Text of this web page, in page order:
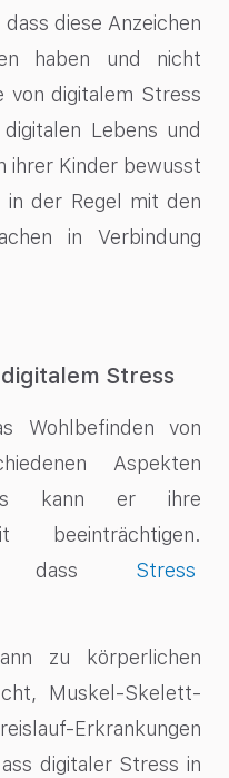
diese Anzeichen
haben und nicht
von digitalem Stress
Lebens und
ihrer Kinder bewusst
in der Regel mit den
in Verbindung
Stress
Wohlbefinden von
Aspekten
kann er ihre
beeinträchtigen.
dass Stress
zu körperlichen
Muskel-Skelett-
Erkrankungen
digitaler Stress in